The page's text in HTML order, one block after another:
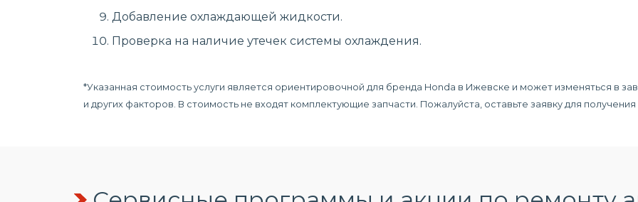
Добавление охлаждающей жидкости.
Проверка на наличие утечек системы охлаждения.
*Указанная стоимость услуги является ориентировочной для бренда Honda в Ижевске и может изменяться в
и других факторов. В стоимость не входят комплектующие запчасти. Пожалуйста, оставьте заявку для